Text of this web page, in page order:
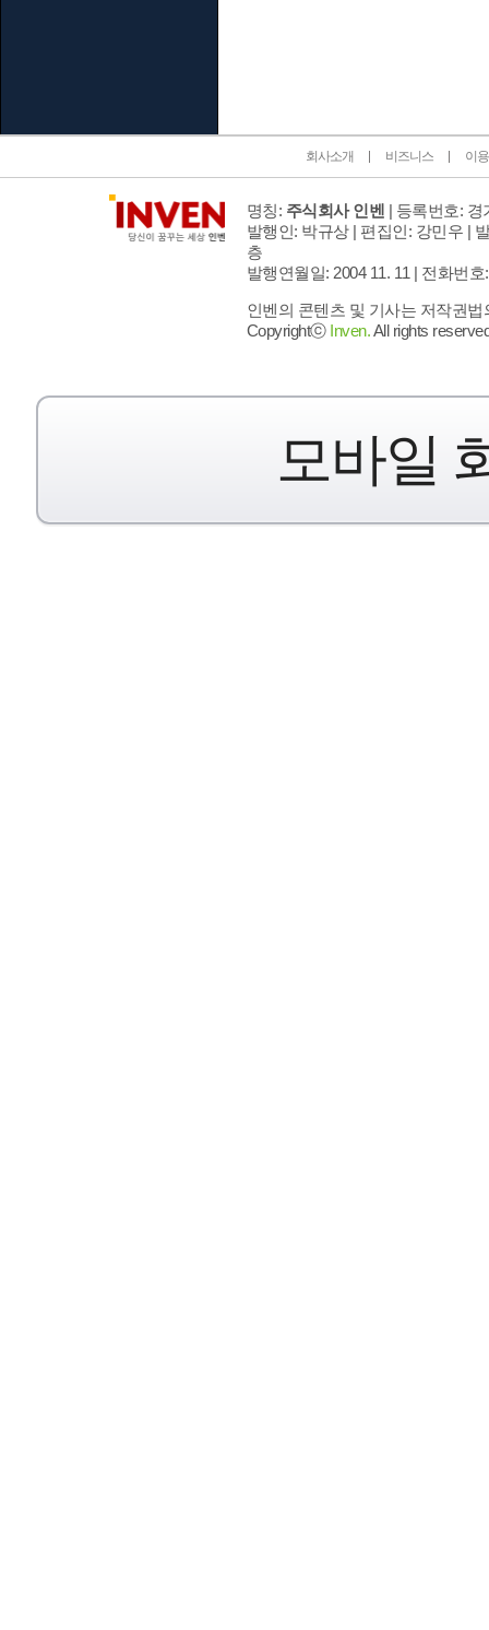
회사소개 비즈니스 이
명칭: 주식회사 인벤 | 등록번호: 경
발행인: 박규상 | 편집인: 강민우 |
층
발행연월일: 2004 11. 11 | 전화번호
인벤의 콘텐츠 및 기사는 저작권
Copyrightⓒ Inven.All rights
모바일